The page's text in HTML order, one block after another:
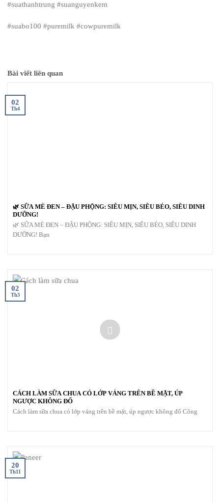
#suathanhtrung #suanguyenkem
#suabo100 #puremilk #cowpuremilk
Bài viết liên quan
🌿 SỮA MÈ ĐEN – ĐẬU PHỘNG: SIÊU MỊN, SIÊU BÉO, SIÊU DINH
DƯỠNG!
🌿 SỮA MÈ ĐEN – ĐẬU PHỘNG: SIÊU MỊN, SIÊU BÉO, SIÊU DINH
DƯỠNG! Bạn
02
Th4
CÁCH LÀM SỮA CHUA CÓ LỚP VÁNG TRÊN BỀ MẶT, ÚP
NGƯỢC KHÔNG ĐỔ
Cách làm sữa chua có lớp váng trên bề mặt, úp ngược không đổ Công
02
Th3
20
Th11